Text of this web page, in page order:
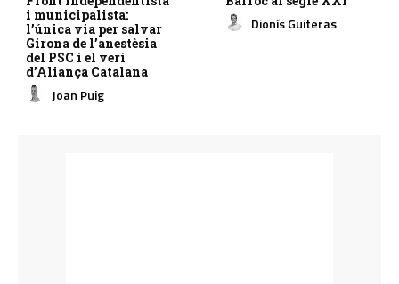
i municipalista:
l’única via per salvar
Girona de l’anestèsia
del PSC i el verí
d’Aliança Catalana
Joan Puig
Dionís Guiteras